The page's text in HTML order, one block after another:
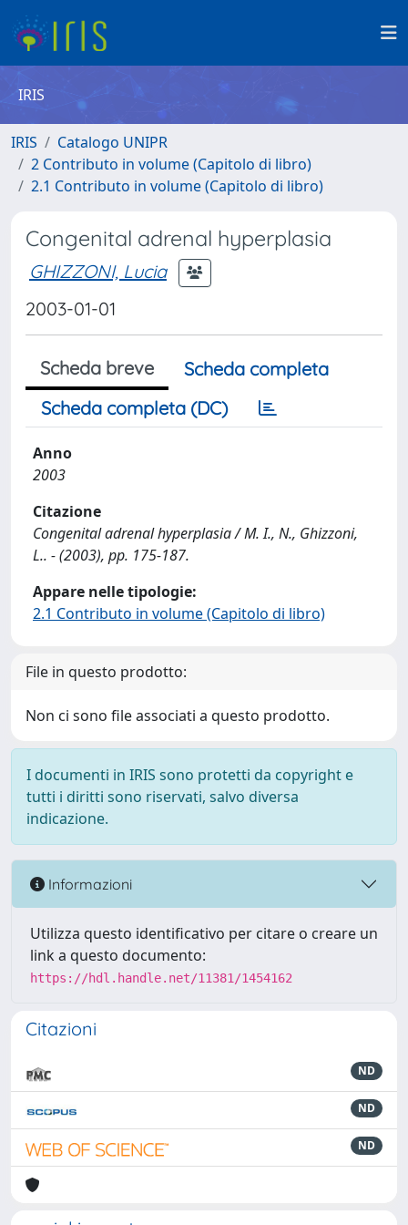
IRIS
IRIS
Catalogo UNIPR
2 Contributo in volume (Capitolo di libro)
2.1 Contributo in volume (Capitolo di libro)
Congenital adrenal hyperplasia
GHIZZONI, Lucia
2003-01-01
Scheda breve
Scheda completa
Scheda completa (DC)
Anno
2003
Citazione
Congenital adrenal hyperplasia / M. I., N., Ghizzoni,
L.. - (2003), pp. 175-187.
Appare nelle tipologie:
2.1 Contributo in volume (Capitolo di libro)
File in questo prodotto:
Non ci sono file associati a questo prodotto.
I documenti in IRIS sono protetti da copyright e
tutti i diritti sono riservati, salvo diversa
indicazione.
Informazioni
Utilizza questo identificativo per citare o creare un
link a questo documento:
https://hdl.handle.net/11381/1454162
Citazioni
ND
ND
ND